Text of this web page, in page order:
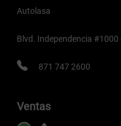
Autolasa
Blvd. Independencia #1000
871 747 2600
Ventas